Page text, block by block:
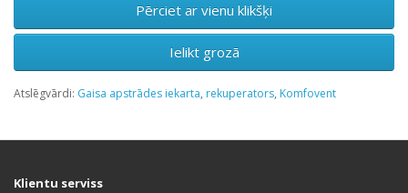
Pērciet ar vienu klikšķi
Ielikt grozā
Atslēgvārdi: Gaisa apstrādes iekarta, rekuperators, Komfovent
Klientu serviss